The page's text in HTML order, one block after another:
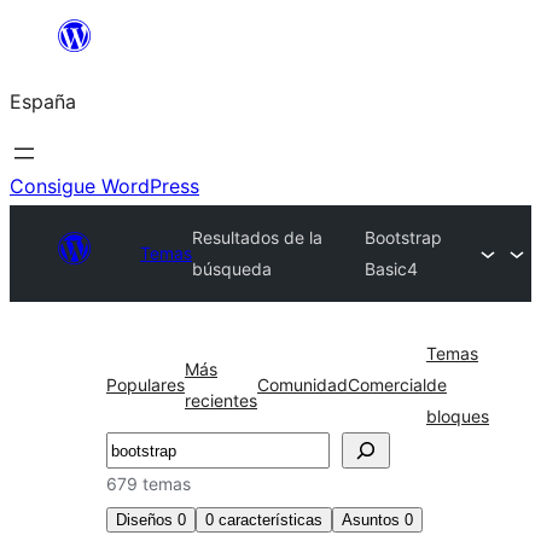
Saltar
contenido
España
Consigue WordPress
Temas
Resultados de la
búsqueda
Bootstrap
Basic4
Populares
Más
recientes
ComunidadComercial
Temas
de
bloques
Buscar
679 temas
Diseños 0 0 características Asuntos 0